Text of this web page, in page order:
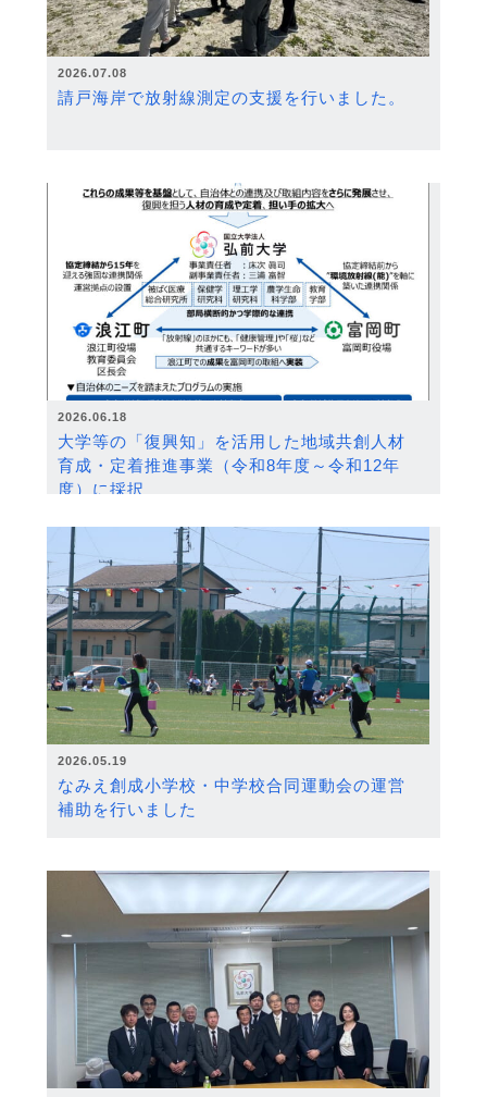
2026.07.08
請戸海岸で放射線測定の支援を行いました。
2026.06.18
大学等の「復興知」を活用した地域共創人材
育成・定着推進事業（令和8年度～令和12年
度）に採択
2026.05.19
なみえ創成小学校・中学校合同運動会の運営
補助を行いました